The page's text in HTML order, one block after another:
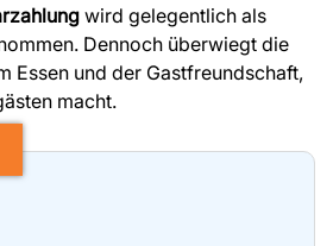
wird gelegentlich als
Dennoch überwiegt die
Essen und der Gastfreundschaft,
macht.